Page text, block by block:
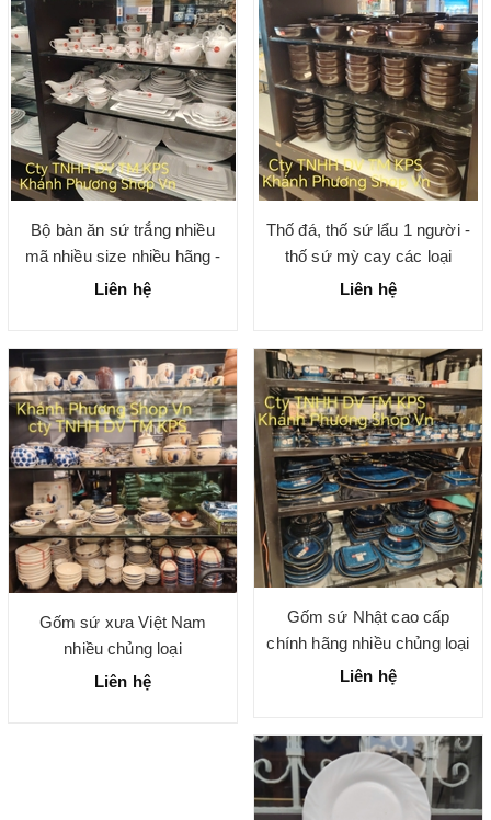
Bộ bàn ăn sứ trắng nhiều
mã nhiều size nhiều hãng -
gốm sứ chính hãng cao cấp
Liên hệ
Thố đá, thố sứ lẩu 1 người -
thố sứ mỳ cay các loại
Liên hệ
Gốm sứ xưa Việt Nam
nhiều chủng loại
Liên hệ
Gốm sứ Nhật cao cấp
chính hãng nhiều chủng loại
Liên hệ